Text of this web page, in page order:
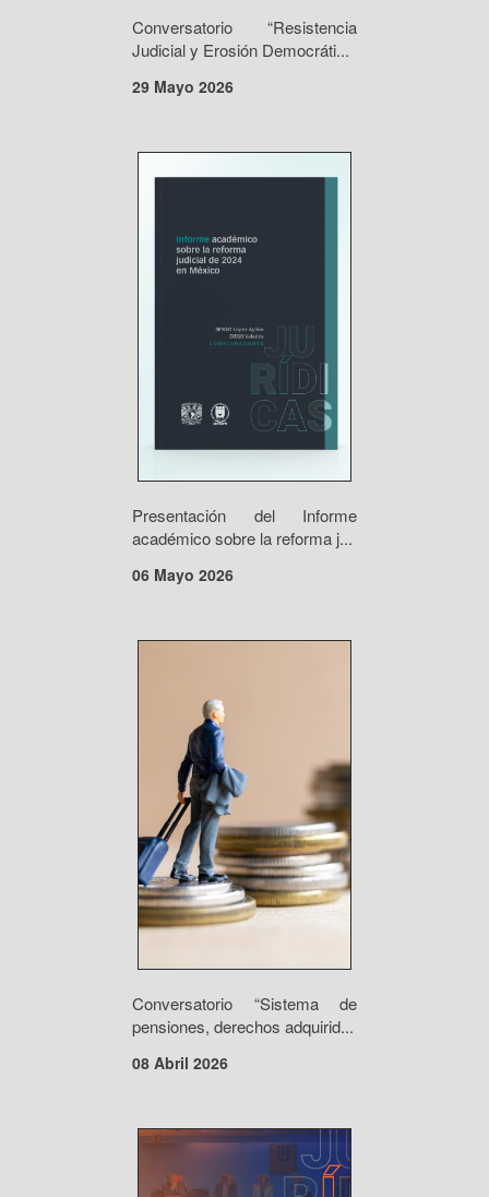
Conversatorio “Resistencia
Judicial y Erosión Democráti...
29 Mayo 2026
Presentación del Informe
académico sobre la reforma j...
06 Mayo 2026
Conversatorio “Sistema de
pensiones, derechos adquirid...
08 Abril 2026